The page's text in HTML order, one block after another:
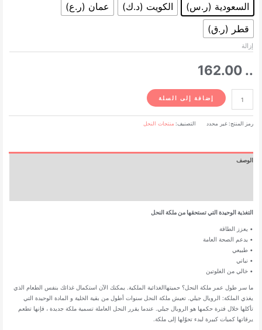
السعودية (ر.س)
الكويت (د.ك)
عمان (ر.ع)
قطر (ر.ق)
إزالة
162.00 ..
رويال
جيلي
إضافة إلى السلة
رمز المنتج:غير محدد التصنيف: منتجات النحل
الوصف
التغذية الوحيدة التي تستحقها من ملكة النحل
• يعزز الطاقة
• يدعم الصحة العامة
• طبيعي
• نباتي
• خالي من الغلوتين
ما سر طول عمر ملكة النحل؟ حميتهاالغذائية الملكية. يمكنك الآن استكمال غذائك بنفس الطعام الذي
يغذي الملكة: الرويال جيلي. تعيش ملكة النحل سنوات أطول من بقية الخلية و المادة الوحيدة التي
تأكلها خلال فترة حكمها هو الرويال جيلي. عندما يقرر النحل العاملة تسمية ملكة جديدة ، فإنها تطعم
يرقاتها كميات كبيرة لبدء تحوّلها إلى ملكة.